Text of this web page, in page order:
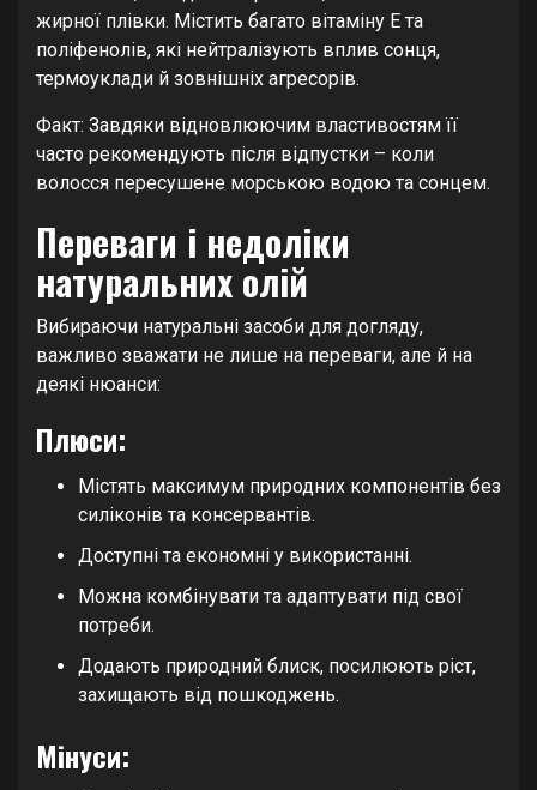
жирної плівки. Містить багато вітаміну E та
поліфенолів, які нейтралізують вплив сонця,
термоуклади й зовнішніх агресорів.
Факт: Завдяки відновлюючим властивостям її
часто рекомендують після відпустки – коли
волосся пересушене морською водою та сонцем.
Переваги і недоліки
натуральних олій
Вибираючи натуральні засоби для догляду,
важливо зважати не лише на переваги, але й на
деякі нюанси:
Плюси:
Містять максимум природних компонентів без
силіконів та консервантів.
Доступні та економні у використанні.
Можна комбінувати та адаптувати під свої
потреби.
Додають природний блиск, посилюють ріст,
захищають від пошкоджень.
Мінуси: